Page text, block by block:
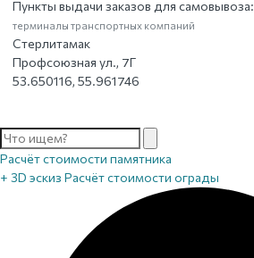
Пункты выдачи заказов для самовывоза:
терминалы транспортных компаний
Стерлитамак
Профсоюзная ул., 7Г
53.650116, 55.961746
Расчёт стоимости памятника
+ 3D эскиз Расчёт стоимости ограды